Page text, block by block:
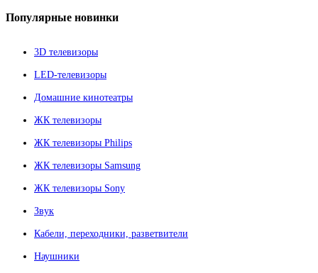
Популярные новинки
3D телевизоры
LED-телевизоры
Домашние кинотеатры
ЖК телевизоры
ЖК телевизоры Philips
ЖК телевизоры Samsung
ЖК телевизоры Sony
Звук
Кабели, переходники, разветвители
Наушники